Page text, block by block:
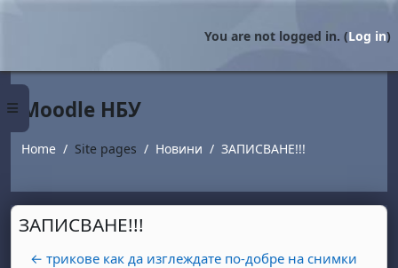
Side panel
You are not logged in. (Log in)
Moodle НБУ
Home Site pages Новини ЗАПИСВАНЕ!!!
ЗАПИСВАНЕ!!!
← трикове как да изглеждате по-добре на снимки